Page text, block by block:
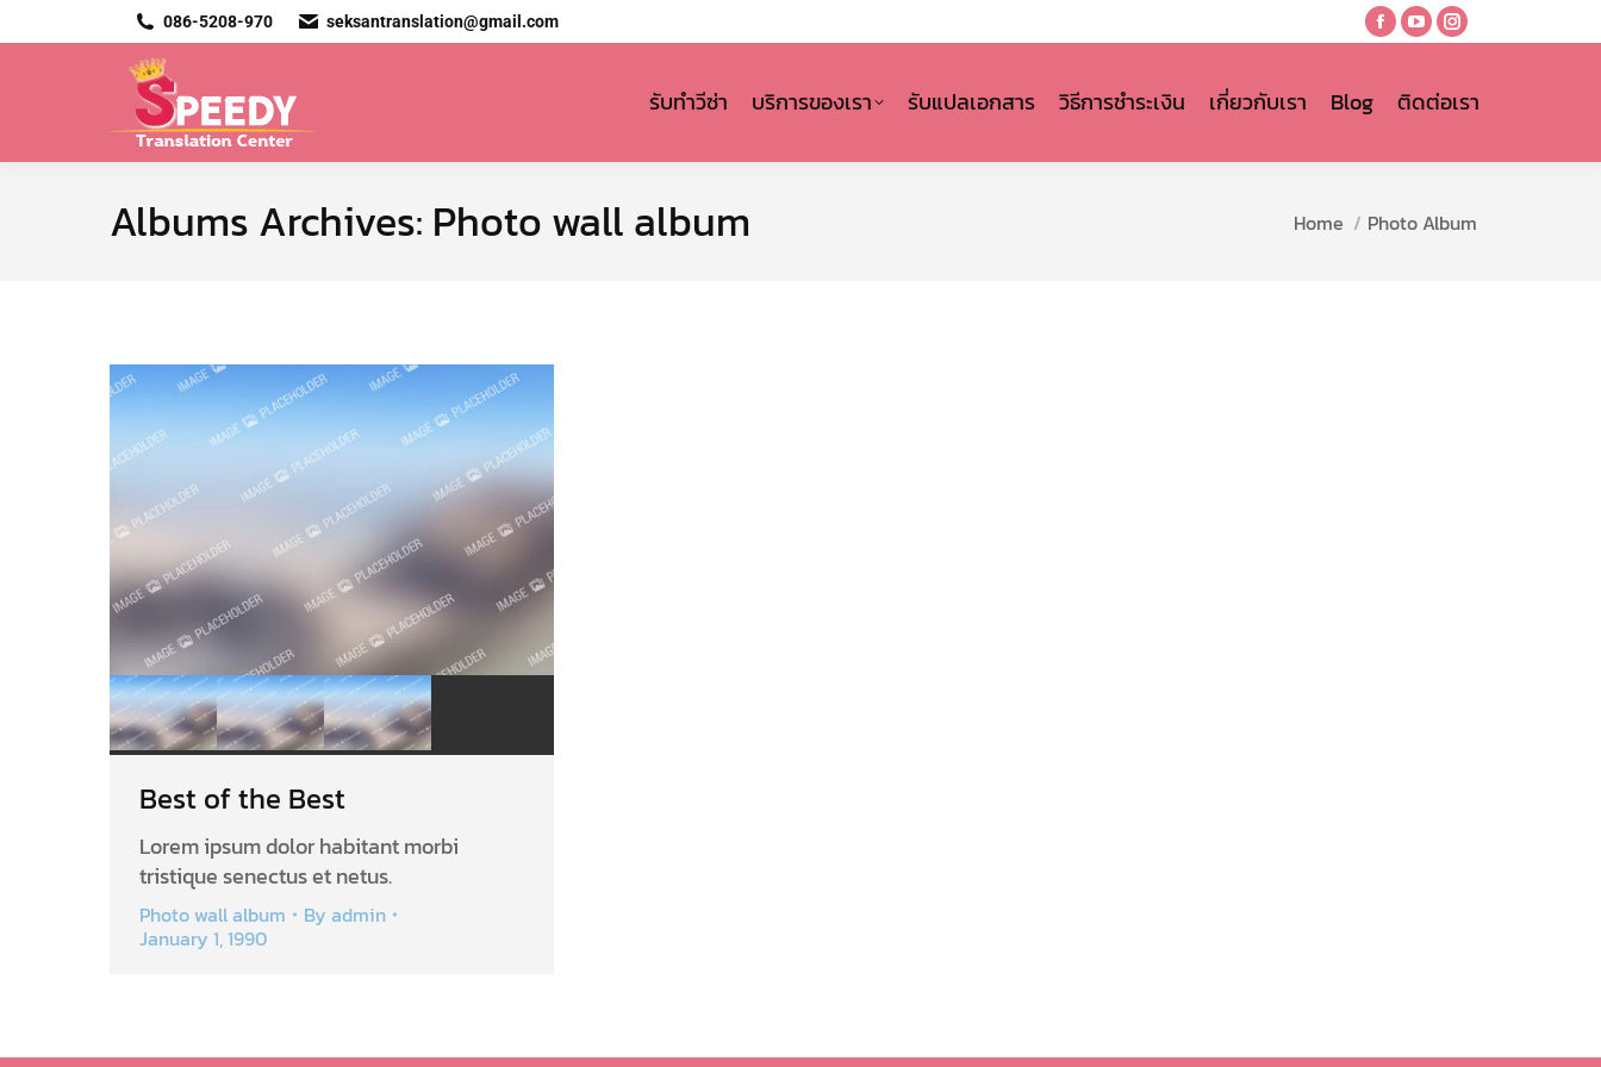
086-5208-970 seksantranslation@gmail.com
Facebook
opens
new
YouTube
opens
new
Instagram
opens
new
รับทำวีซ่า บริการของเรา รับแปลเอกสาร วิธีการชำระเงิน เกี่ยวกับเรา Blog ติดต่อเรา
Albums Archives: Photo wall album You are here:
Home Photo Album
Best of the Best
Lorem ipsum dolor habitant morbi
tristique senectus et netus.
Photo wall album By admin
January 1, 1990